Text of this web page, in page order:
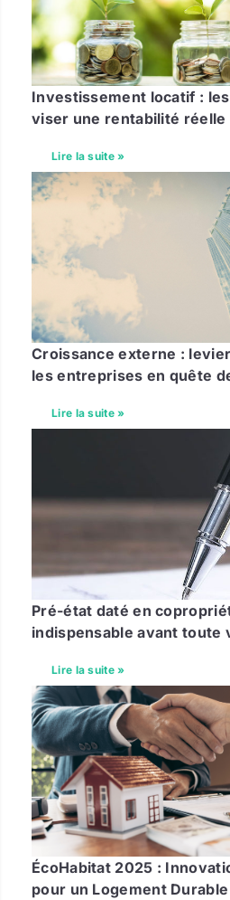
Investissement locatif :
viser une rentabilité réelle
Lire la suite »
Croissance externe :
les entreprises en quête
Lire la suite »
Pré-état daté en
indispensable avant toute
Lire la suite »
ÉcoHabitat 2025 :
pour un Logement Durable